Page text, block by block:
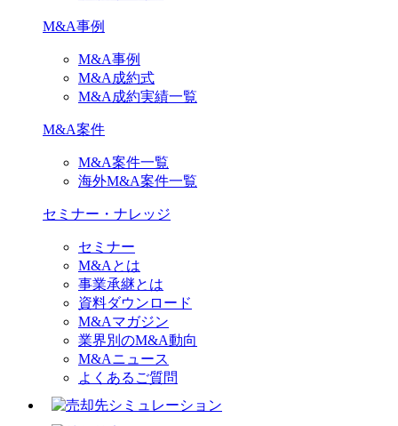
M&A事例
M&A事例
M&A成約式
M&A成約実績一覧
M&A案件
M&A案件一覧
海外M&A案件一覧
セミナー・ナレッジ
セミナー
M&Aとは
事業承継とは
資料ダウンロード
M&Aマガジン
業界別のM&A動向
M&Aニュース
よくあるご質問